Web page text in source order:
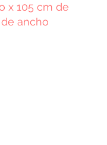
x 105 cm de
ancho